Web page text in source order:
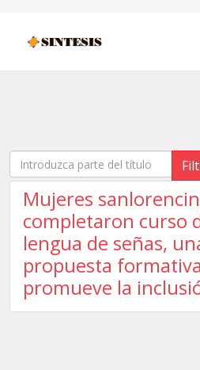
Introduzca parte del título
Mujeres
completaron curso
lengua de señas,
propuesta
promueve la